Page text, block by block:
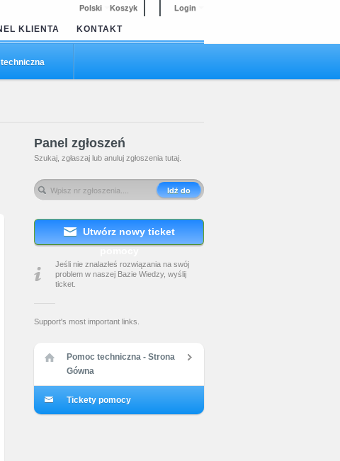
Login
Polski Koszyk
KLIENTA KONTAKT
Panel zgłoszeń
Szukaj, zgłaszaj lub anuluj zgłoszenia tutaj.
Idź do
Utwórz nowy ticket
Jeśli nie znalazłeś rozwiązania na swój
problem w naszej Bazie Wiedzy, wyślij
ticket.
Support's most important links.
Pomoc techniczna - Strona
Gówna
Tickety pomocy